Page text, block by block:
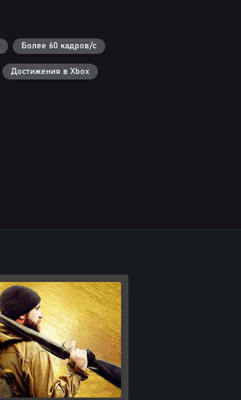
Более 60 кадров/с
Достижения в Xbox